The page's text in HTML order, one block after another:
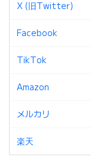
X (旧Twitter)
Facebook
TikTok
Amazon
メルカリ
楽天